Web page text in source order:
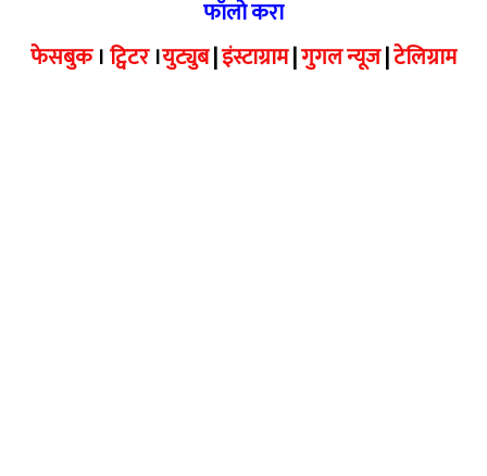
फॉलो करा
फेसबुक।ट्विटर।युट्युब|इंस्टाग्राम|गुगल न्यूज|टेलिग्राम